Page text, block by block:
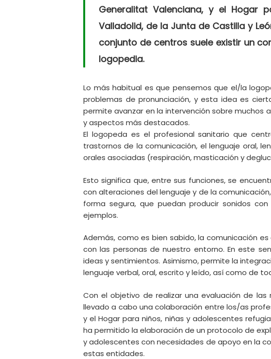
Generalitat Valenciana, y el Hogar
Valladolid, de la Junta de Castilla y
conjunto de centros suele existir un
logopedia.
Lo más habitual es que pensemos que el/la
problemas de pronunciación, y esta idea es
permite avanzar en la intervención sobre muchos
y aspectos más destacados.
El logopeda es el profesional sanitario que
trastornos de la comunicación, el lenguaje oral,
orales asociadas (respiración, masticación y
Esto significa que, entre sus funciones, se
con alteraciones del lenguaje y de la
forma segura, que puedan producir sonidos
ejemplos.
Además, como es bien sabido, la comunicación
con las personas de nuestro entorno. En este
ideas y sentimientos. Asimismo, permite la
lenguaje verbal, oral, escrito y leído, así como de
Con el objetivo de realizar una evaluación de
llevado a cabo una colaboración entre los/as
y el Hogar para niños, niñas y adolescentes
ha permitido la elaboración de un protocolo de
y adolescentes con necesidades de apoyo en la
estas entidades.